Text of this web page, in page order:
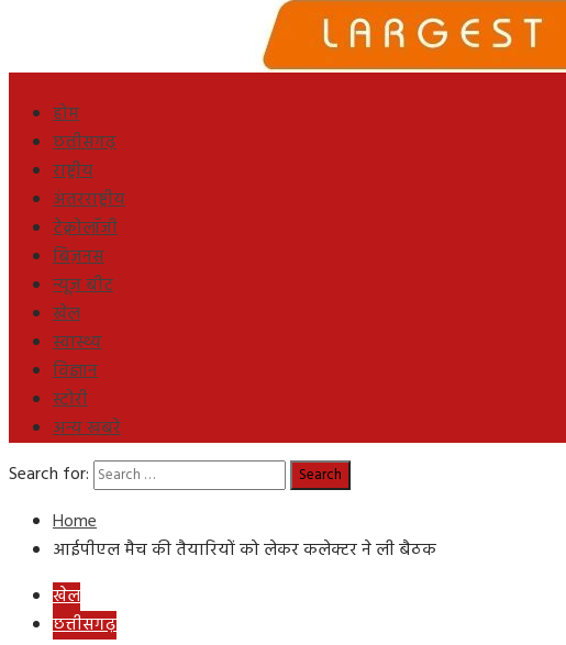
होम
छत्तीसगढ़
राष्ट्रीय
अंतरराष्ट्रीय
टेक्नोलॉजी
बिज़नस
न्यूज़ बीट
खेल
स्वास्थ्य
विज्ञान
स्टोरी
अन्य खबरे
Search for:
Home
आईपीएल मैच की तैयारियों को लेकर कलेक्टर ने ली बैठक
खेल
छत्तीसगढ़